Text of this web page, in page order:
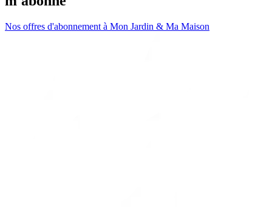
Nos offres d'abonnement à Mon Jardin & Ma Maison